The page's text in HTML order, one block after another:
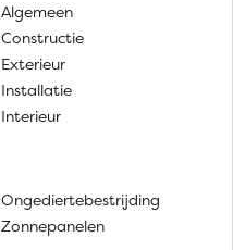
Algemeen
Constructie
Exterieur
Installatie
Interieur
Ongediertebestrijding
Zonnepanelen